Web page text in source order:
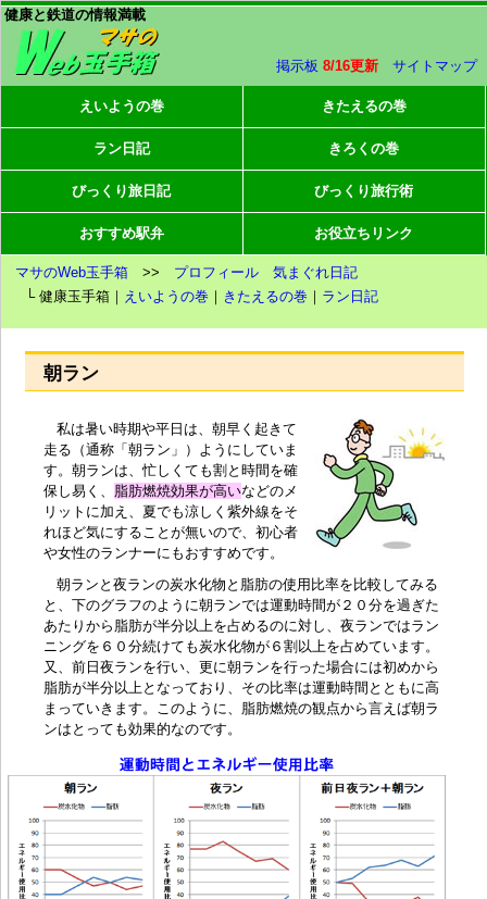
健康と鉄道の情報満載
掲示板 8/16更新 サイトマップ
えいようの巻 きたえるの巻
ラン日記 きろくの巻
びっくり旅日記 びっくり旅行術
おすすめ駅弁 お役立ちリンク
マサのWeb玉手箱 >> プロフィール
気まぐれ日記
└ 健康玉手箱｜ えいようの巻 ｜ きたえるの巻 ｜ ラン日記
朝ラン
私は暑い時期や平日は、朝早く起きて
走る（通称「朝ラン」）ようにしていま
す。朝ランは、忙しくても割と 時間を確
保し易く 、 脂肪燃焼効果が高いなどのメ
リットに加え、 夏でも涼しく 紫外線をそ
れほど気にすることが無いので、初心者
や女性のランナーにもおすすめです。
朝ランと夜ランの炭水化物と脂肪の使用比率を比較してみる
と、下のグラフのように朝ランでは運動時間が２０分を過ぎた
あたりから脂肪が半分以上を占めるのに対し、夜ランではラン
ニングを６０分続けても炭水化物が６割以上を占めています。
又、前日夜ランを行い、更に朝ランを行った場合には初めから
脂肪が半分以上となっており、その比率は運動時間とともに高
まっていきます。このように、脂肪燃焼の観点から言えば朝ラ
ンはとっても効果的なのです。